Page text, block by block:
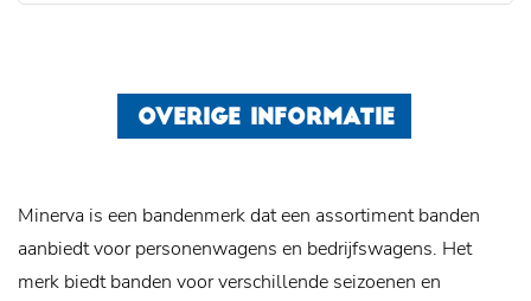
OVERIGE INFORMATIE
Minerva is een bandenmerk dat een assortiment banden
aanbiedt voor personenwagens en bedrijfswagens. Het
merk biedt banden voor verschillende seizoenen en